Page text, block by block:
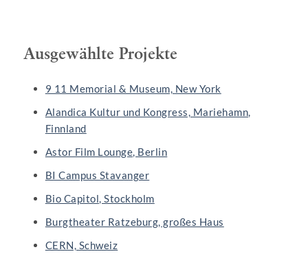
Ausgewählte Projekte
9 11 Memorial & Museum, New York
Alandica Kultur und Kongress, Mariehamn,
Finnland
Astor Film Lounge, Berlin
BI Campus Stavanger
Bio Capitol, Stockholm
Burgtheater Ratzeburg, großes Haus
CERN, Schweiz